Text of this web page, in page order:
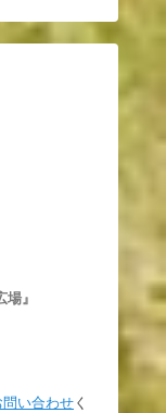
』
問い合わせ く